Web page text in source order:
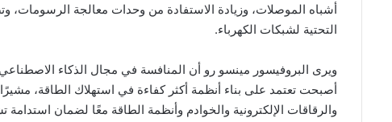
أشباه الموصلات، وزيادة الاستفادة من وحدات معالجة الرسومات،
التحتية لشبكات الكهرباء.
ويرى البروفيسور مينسو رو أن المنافسة في مجال الذكاء
أصبحت تعتمد على بناء أنظمة أكثر كفاءة في استهلاك الطاقة،
والرقاقات الإلكترونية والخوادم وأنظمة الطاقة معًا لضمان